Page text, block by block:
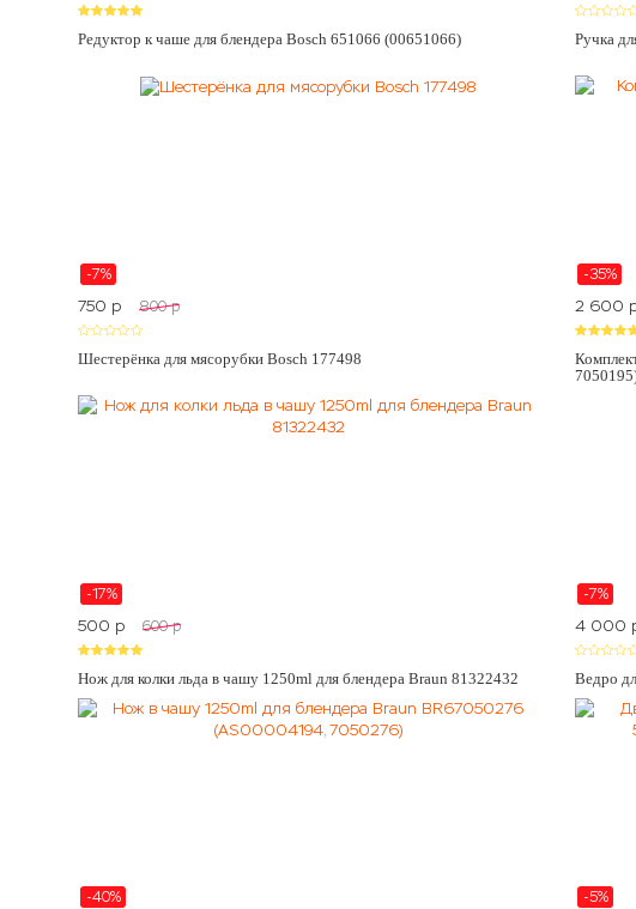
Редуктор к чаше для блендера Bosch 651066 (00651066) Ручка
-7%
750 p 800 p
Шестерёнка для мясорубки Bosch 177498
-35%
2 600
-17%
500 p 600 p
Нож для колки льда в чашу 1250ml для блендера Braun 81322432
-7%
4 000
Ведро
-40% -5%